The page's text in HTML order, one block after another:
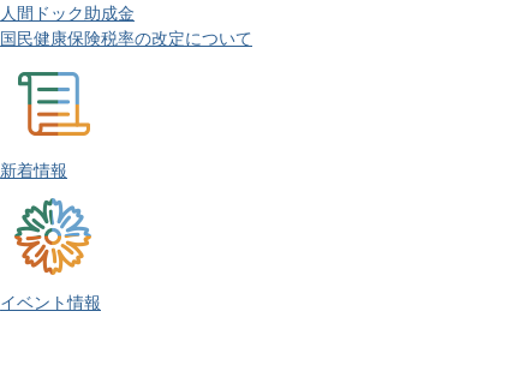
人間ドック助成金
国民健康保険税率の改定について
新着情報
イベント情報